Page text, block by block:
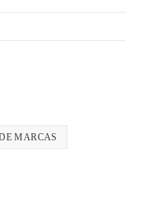
MARCAS